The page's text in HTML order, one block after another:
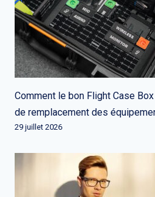
Comment le bon Flight Case
de remplacement des
29 juillet 2026